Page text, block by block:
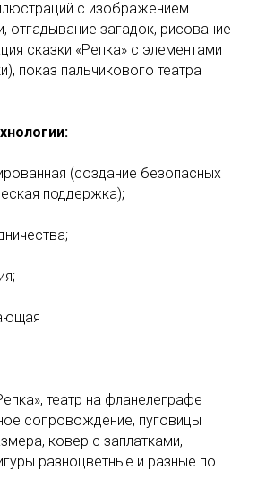
с изображением
отгадывание загадок, рисование
сказки «Репка» с элементами
показ пальчикового театра
(создание безопасных
поддержка);
театр на фланелеграфе
сопровождение, пуговицы
ковер с заплатками,
разноцветные и разные по